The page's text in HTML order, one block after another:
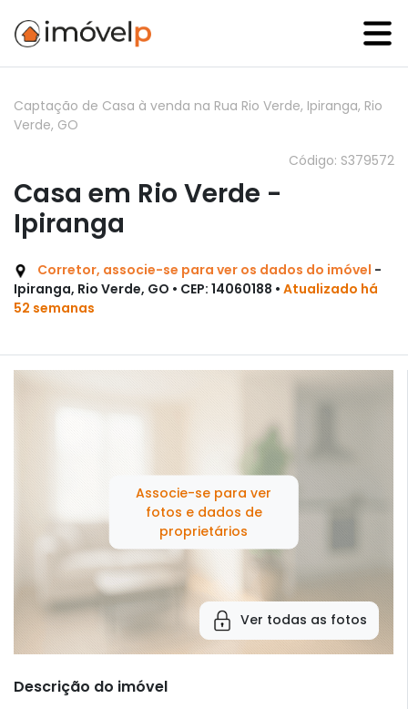
Captação de Casa à venda na Rua Rio Verde, Ipiranga, Rio
Verde, GO
Código: S379572
Casa em Rio Verde -
Ipiranga
Corretor, associe-se para ver os dados do imóvel -
Ipiranga, Rio Verde, GO • CEP: 14060188 • Atualizado há
52 semanas
Associe-se para ver
fotos e dados de
proprietários
Ver todas as fotos
Descrição do imóvel